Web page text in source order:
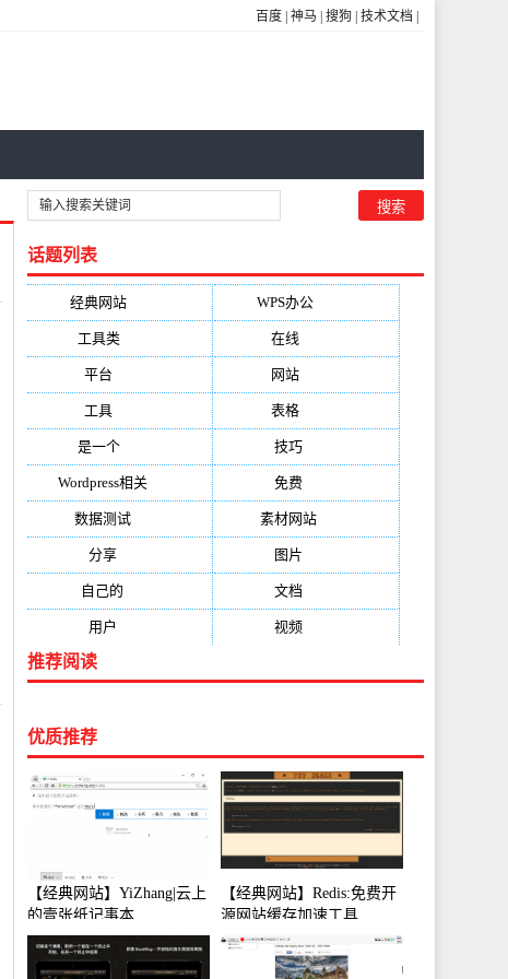
百度 神马 搜狗 技术文档
话题列表
经典网站 WPS办公(2513)
工具类(1994) 在线(1987)
平台 网站(1170)
工具 表格(1052)
是一个(1026) 技巧
Wordpress相关(851) 免费
数据测试(788) 素材网站
分享(676) 图片
自己的 文档
用户 视频
推荐阅读
优质推荐
【经典网站】YiZhang|云上
的壹张纸记事本
【经典网站】Redis:免费开
源网站缓存加速工具